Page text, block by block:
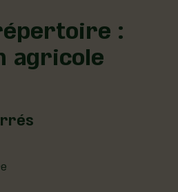
:
agricole